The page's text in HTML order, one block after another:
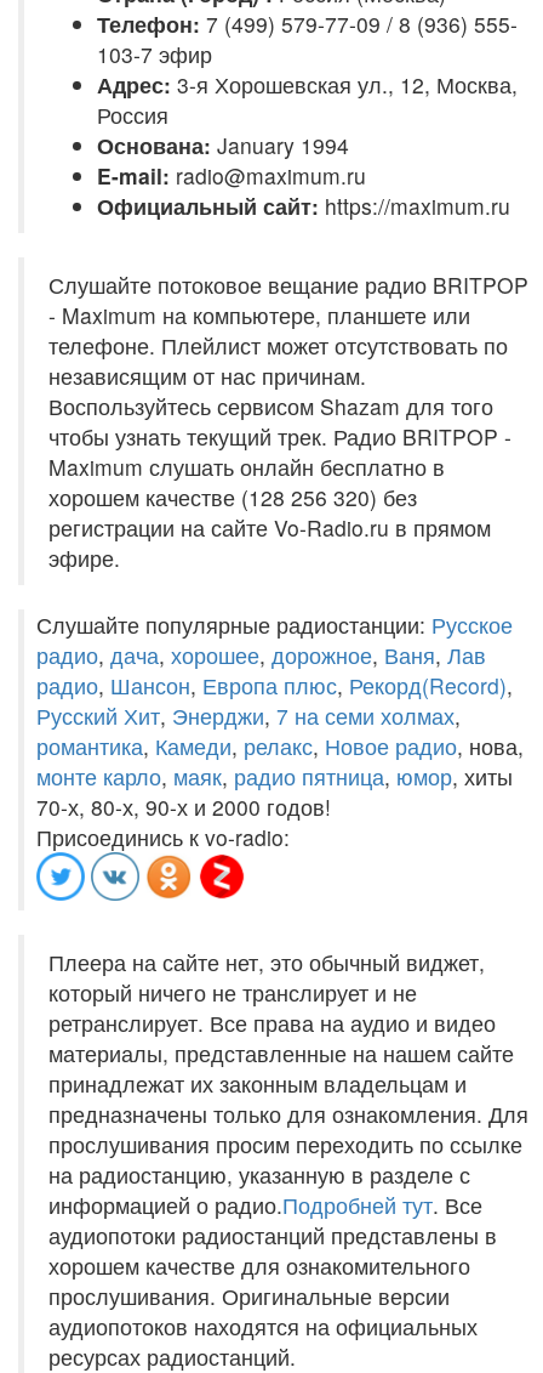
Телефон: 7 (499) 579-77-09 / 8 (936) 555-
103-7 эфир
Адрес: 3-я Хорошевская ул., 12, Москва,
Россия
Основана: January 1994
E-mail: radio@maximum.ru
Официальный сайт: https://maximum.ru
Слушайте потоковое вещание радио BRITPOP
- Maximum на компьютере, планшете или
телефоне. Плейлист может отсутствовать по
независящим от нас причинам.
Воспользуйтесь сервисом Shazam для того
чтобы узнать текущий трек. Радио BRITPOP -
Maximum слушать онлайн бесплатно в
хорошем качестве (128 256 320) без
регистрации на сайте Vo-Radio.ru в прямом
эфире.
Слушайте популярные радиостанции: Русское
радио, дача, хорошее, дорожное, Ваня, Лав
радио, Шансон, Европа плюс, Рекорд(Record),
Русский Хит, Энерджи, 7 на семи холмах,
романтика, Камеди, релакс, Новое радио, нова,
монте карло, маяк, радио пятница, юмор, хиты
70-х, 80-х, 90-х и 2000 годов!
Присоединись к vo-radio:
Плеера на сайте нет, это обычный виджет,
который ничего не транслирует и не
ретранслирует. Все права на аудио и видео
материалы, представленные на нашем сайте
принадлежат их законным владельцам и
предназначены только для ознакомления. Для
прослушивания просим переходить по ссылке
на радиостанцию, указанную в разделе с
информацией о радио.Подробней тут. Все
аудиопотоки радиостанций представлены в
хорошем качестве для ознакомительного
прослушивания. Оригинальные версии
аудиопотоков находятся на официальных
ресурсах радиостанций.